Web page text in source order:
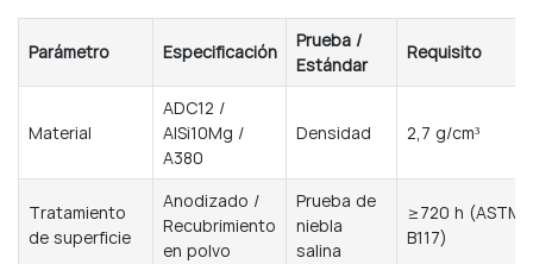
Parámetro Especificación
Prueba /
Estándar
Requisito
Material
ADC12 /
AlSi10Mg /
A380
Densidad 2,7 g/cm³
Tratamiento
de superficie
Anodizado /
Recubrimiento
en polvo
Prueba de
niebla
salina
≥720 h (ASTM
B117)